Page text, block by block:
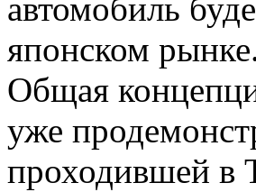
автомобиль
японском
Общая
уже
проходившей в